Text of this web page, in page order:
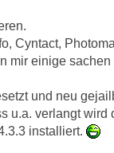
Cyntact,
mir einige sachen
und neu
u.a. verlangt
installiert.